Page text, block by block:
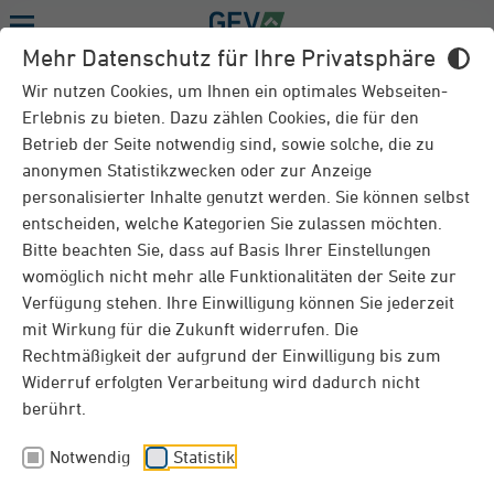
Mehr Datenschutz für Ihre Privatsphäre
Wir nutzen Cookies, um Ihnen ein optimales Webseiten-
Erlebnis zu bieten. Dazu zählen Cookies, die für den
Betrieb der Seite notwendig sind, sowie solche, die zu
anonymen Statistikzwecken oder zur Anzeige
personalisierter Inhalte genutzt werden. Sie können selbst
entscheiden, welche Kategorien Sie zulassen möchten.
Bitte beachten Sie, dass auf Basis Ihrer Einstellungen
womöglich nicht mehr alle Funktionalitäten der Seite zur
Verfügung stehen. Ihre Einwilligung können Sie jederzeit
mit Wirkung für die Zukunft widerrufen. Die
Rechtmäßigkeit der aufgrund der Einwilligung bis zum
Widerruf erfolgten Verarbeitung wird dadurch nicht
berührt.
Notwendig Statistik
HAUS- UND GRUNDBESITZERHAFTPFLICHT - DOWNLOADS
Überblick Downloads
Downloads
Broschüre HuG
PDF
Leistungsübersicht HuG
PDF